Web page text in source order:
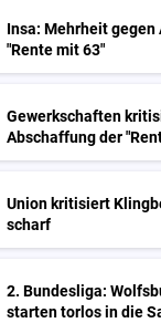
Insa: Mehrheit
"Rente mit 63"
Gewerkschaften
Abschaffung der
Union kritisiert
scharf
2. Bundesliga:
starten torlos in die